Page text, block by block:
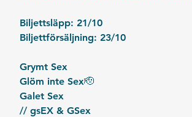
Biljettsläpp: 21/10
Biljettförsäljning: 23/10
Grymt Sex
Glöm inte Sex🫡
Galet Sex
// gsEX & GSex